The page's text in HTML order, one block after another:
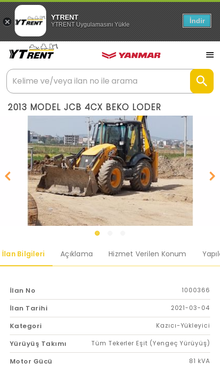
YTRENT
YTRENT Uygulamasını Yükle İndir
2013 MODEL JCB 4CX BEKO LODER
İlan Bilgileri Açıklama Hizmet Verilen Konum
İlan No 1000366
İlan Tarihi 2021-03-04
Kategori Kazıcı-Yükleyici
Yürüyüş Takımı Tüm Tekerler Eşit (Yengeç Yürüyüş)
Motor Gücü 81 kVA